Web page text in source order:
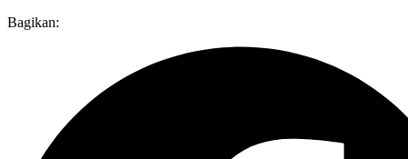
Bagikan: